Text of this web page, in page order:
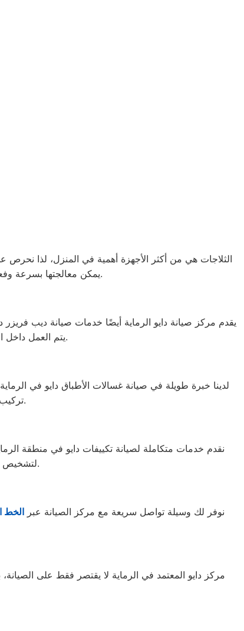
الثلاجات هي من أكثر الأجهزة أهمية في المنزل، لذا نحرص
يمكن معالجتها بسرعةبالرماية.
يقدم مركز صيانة دايو الرماية أيضًا خدمات صيانة ديب
يتم العمل داخل المنزل بنسبة 95% دونلتحديد موعد.
لدينا خبرة طويلة في صيانة غسالات الأطباق دايو في
لحجز موعد صيانة فوري.
نقدم خدمات متكاملة لصيانة تكييفات دايو في منطقة
لتشخيص.
نوفر لك وسيلة تواصل سريعة مع مركز الصيانة عبرالخط
مركز دايو المعتمد في الرماية لا يقتصر فقط على